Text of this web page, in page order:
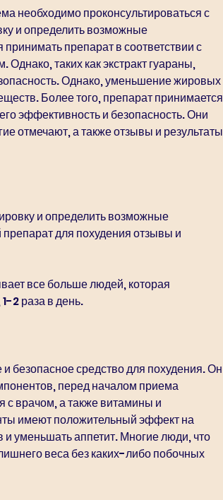
необходимо проконсультироваться с
и определить возможные
препарат в соответствии с
таких как экстракт гуараны,
Однако, уменьшение жировых
Более того, препарат принимается
эффективность и безопасность. Они
отмечают, а также отзывы и результаты
и определить возможные
для похудения отзывы и
все больше людей, которая
2 раза в день.
безопасное средство для похудения. Он
перед началом приема
с врачом, а также витамины и
имеют положительный эффект на
уменьшать аппетит. Многие люди, что
веса без каких-либо побочных